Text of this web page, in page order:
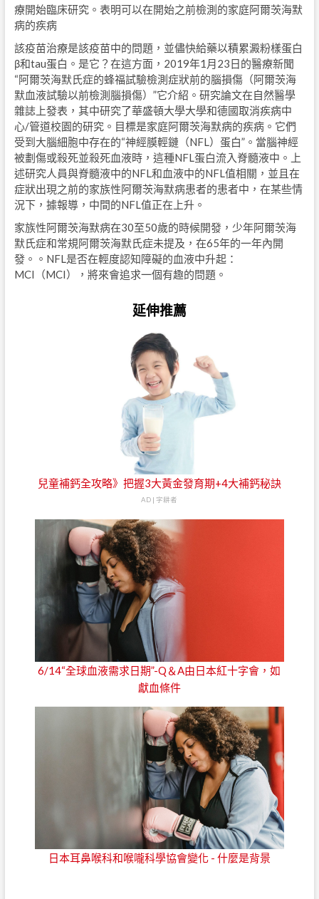
療開始臨床研究。表明可以在開始之前檢測的家庭阿爾茨海默
病的疾病
該疫苗治療是該疫苗中的問題，並儘快給藥以積累澱粉樣蛋白
β和tau蛋白。是它？在這方面，2019年1月23日的醫療新聞
“阿爾茨海默氏症的蜂福試驗檢測症狀前的腦損傷（阿爾茨海
默血液試驗以前檢測腦損傷）”它介紹。研究論文在自然醫學
雜誌上發表，其中研究了華盛頓大學大學和德國取消疾病中
心/管道校園的研究。目標是家庭阿爾茨海默病的疾病。它們
受到大腦細胞中存在的“神經膜輕鏈（NFL）蛋白”。當腦神經
被劃傷或殺死並殺死血液時，這種NFL蛋白流入脊髓液中。上
述研究人員與脊髓液中的NFL和血液中的NFL值相關，並且在
症狀出現之前的家族性阿爾茨海默病患者的患者中，在某些情
況下，據報導，中間的NFL值正在上升。
家族性阿爾茨海默病在30至50歲的時候開發，少年阿爾茨海
默氏症和常規阿爾茨海默氏症未提及，在65年的一年內開
發。。NFL是否在輕度認知障礙的血液中升起：
MCI（MCI），將來會追求一個有趣的問題。
延伸推薦
兒童補鈣全攻略》把握3大黃金發育期+4大補鈣秘訣
AD | 字耕者
6/14“全球血液需求日期”-Q＆A由日本紅十字會，如
獻血條件
日本耳鼻喉科和喉嚨科學協會變化 - 什麼是背景